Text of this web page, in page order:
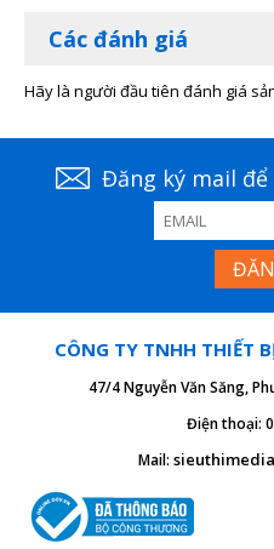
Các đánh giá
Hãy là người đầu tiên đánh giá
Đăng ký mail
CÔNG TY TNHH THIẾT
47/4 Nguyễn Văn Săng,
Điện thoại:
Mail: